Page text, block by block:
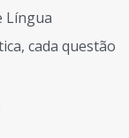
Língua
cada questão